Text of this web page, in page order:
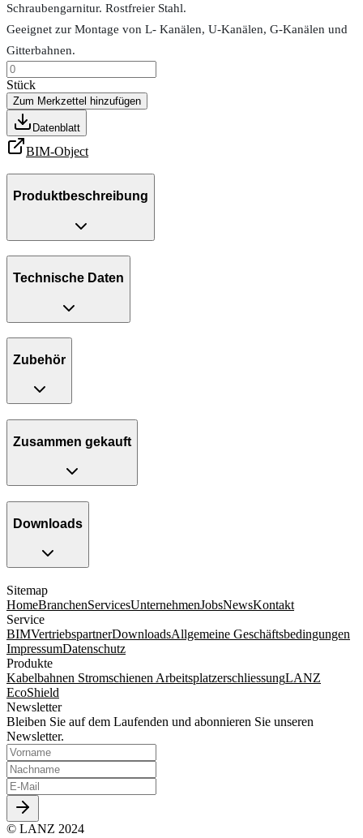
Schraubengarnitur. Rostfreier Stahl.
Geeignet zur Montage von L- Kanälen, U-Kanälen, G-Kanälen und
Gitterbahnen.
Stück
Zum Merkzettel hinzufügen
Datenblatt
BIM-Object
Produktbeschreibung
Technische Daten
Zubehör
Zusammen gekauft
Downloads
Sitemap
HomeBranchenServicesUnternehmenJobsNewsKontakt
Service
BIMVertriebspartnerDownloadsAllgemeine Geschäftsbedingungen
ImpressumDatenschutz
Produkte
Kabelbahnen Stromschienen ArbeitsplatzerschliessungLANZ
EcoShield
Newsletter
Bleiben Sie auf dem Laufenden und abonnieren Sie unseren
Newsletter.
© LANZ 2024